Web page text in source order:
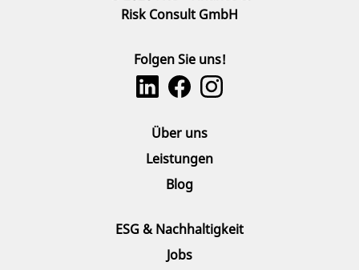
Risk Consult GmbH
Folgen Sie uns!
Über uns
Leistungen
Blog
ESG & Nachhaltigkeit
Jobs